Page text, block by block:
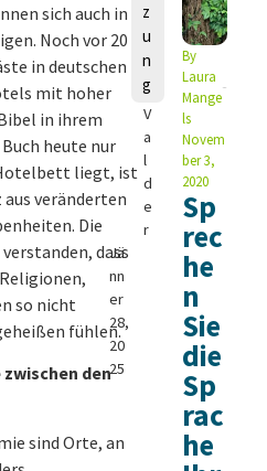
sich auch in
Noch vor 20
in deutschen
mit hoher
in ihrem
heute nur
liegt, ist
veränderten
Die
dass
so nicht
fühlen.
den
sind Orte, an
L
e
a
V
a
l
d
e
r
Jä
nn
er
28,
20
25
z
u
n
g
By
Laura
Mange
ls
Novem
ber 3,
2020
Sp
rec
he
n
Sie
die
Sp
rac
he